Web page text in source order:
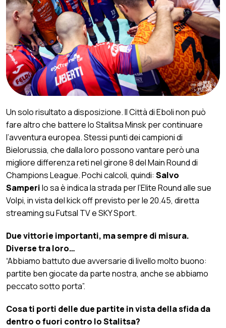
Un solo risultato a disposizione. Il Città di Eboli non può
fare altro che battere lo Stalitsa Minsk per continuare
l’avventura europea. Stessi punti dei campioni di
Bielorussia, che dalla loro possono vantare però una
migliore differenza reti nel girone 8 del Main Round di
Champions League. Pochi calcoli, quindi: Salvo
Samperilo sa è indica la strada per l’Elite Round alle sue
Volpi, in vista del kick off previsto per le 20.45, diretta
streaming su Futsal TV e SKY Sport.
Due vittorie importanti, ma sempre di misura.
Diverse tra loro…
“Abbiamo battuto due avversarie di livello molto buono:
partite ben giocate da parte nostra, anche se abbiamo
peccato sotto porta”.
Cosa ti porti delle due partite in vista della sfida da
dentro o fuori contro lo Stalitsa?